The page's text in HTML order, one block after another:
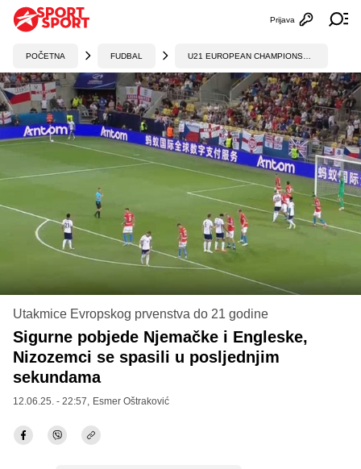
Otvori
Prijava
POČETNA FUDBAL
Utakmice Evropskog prvenstva do 21 godine
Sigurne pobjede Njemačke i Engleske,
Nizozemci se spasili u posljednjim
sekundama
12.06.25. - 22:57, Esmer Oštraković